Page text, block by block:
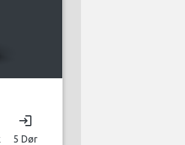
login
5 Dør